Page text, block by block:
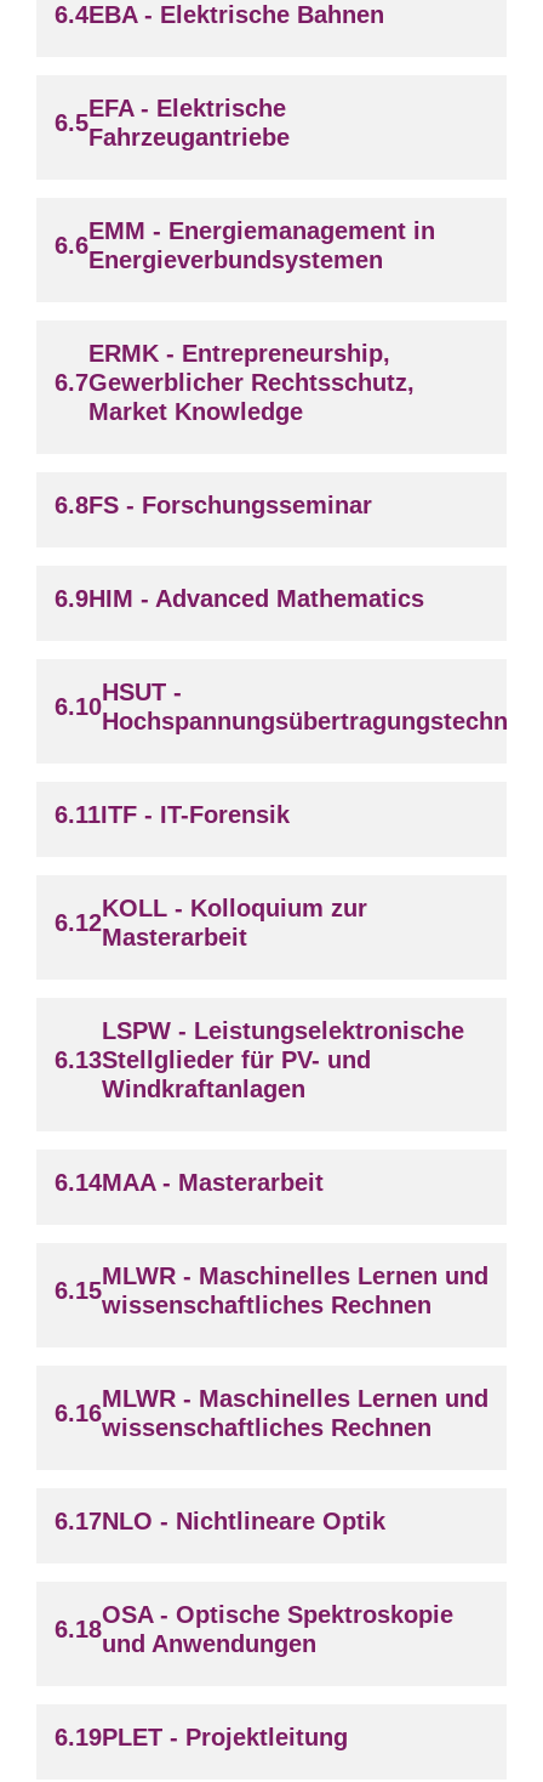
EBA - Elektrische Bahnen
EFA - Elektrische
Fahrzeugantriebe
EMM - Energiemanagement in
Energieverbundsystemen
ERMK - Entrepreneurship,
Gewerblicher Rechtsschutz,
Market Knowledge
FS - Forschungsseminar
HIM - Advanced Mathematics
HSUT -
Hochspannungsübertragungstechnik
ITF - IT-Forensik
KOLL - Kolloquium zur
Masterarbeit
LSPW - Leistungselektronische
Stellglieder für PV- und
Windkraftanlagen
MAA - Masterarbeit
MLWR - Maschinelles Lernen und
wissenschaftliches Rechnen
MLWR - Maschinelles Lernen und
wissenschaftliches Rechnen
NLO - Nichtlineare Optik
OSA - Optische Spektroskopie
und Anwendungen
PLET - Projektleitung